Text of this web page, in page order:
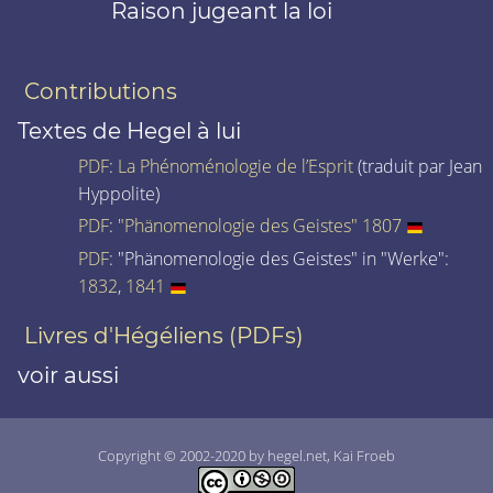
Raison jugeant la loi
Contributions
Textes de Hegel à lui
PDF: La Phénoménologie de l’Esprit(traduit par Jean
Hyppolite)
PDF: "Phänomenologie des Geistes" 1807
PDF: "Phänomenologie des Geistes" in "Werke":
1832, 1841
Livres d'Hégéliens (PDFs)
voir aussi
Copyright © 2002-2020 by hegel.net, Kai Froeb